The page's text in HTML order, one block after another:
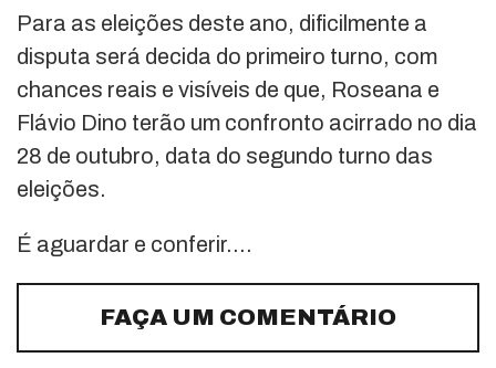
Para as eleições deste ano, dificilmente a
disputa será decida do primeiro turno, com
chances reais e visíveis de que, Roseana e
Flávio Dino terão um confronto acirrado no dia
28 de outubro, data do segundo turno das
eleições.
É aguardar e conferir….
FAÇA UM COMENTÁRIO